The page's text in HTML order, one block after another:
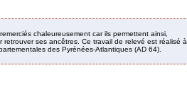
chaleureusement car ils permettent ainsi,
ses ancêtres. Ce travail de relevé est réalisé à
des Pyrénées-Atlantiques (AD 64).